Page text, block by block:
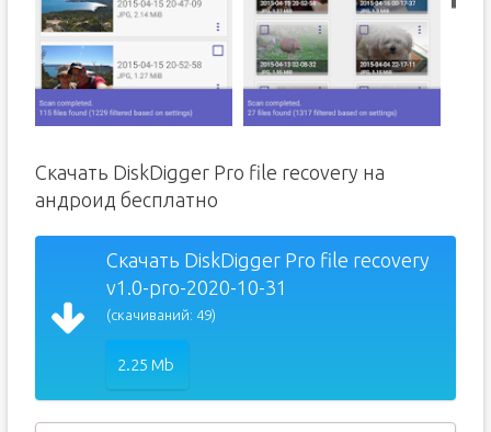
Скачать DiskDigger Pro file recovery на
андроид бесплатно
Скачать DiskDigger Pro file recovery
v1.0-pro-2020-10-31
(скачиваний: 49)
2.25 Mb